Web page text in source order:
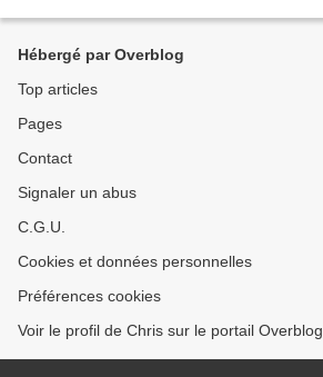
Hébergé par Overblog
Top articles
Pages
Contact
Signaler un abus
C.G.U.
Cookies et données personnelles
Préférences cookies
Voir le profil de Chris sur le portail Overblog